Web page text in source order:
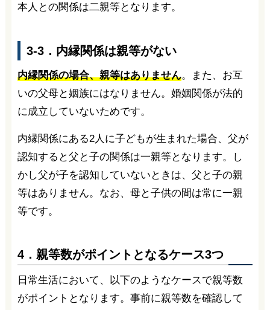
本人との関係は二親等となります。
3-3．内縁関係は親等がない
内縁関係の場合、親等はありません。また、お互
いの父母と姻族にはなりません。婚姻関係が法的
に成立していないためです。
内縁関係にある2人に子どもが生まれた場合、父が
認知すると父と子の関係は一親等となります。し
かし父が子を認知していないときは、父と子の親
等はありません。なお、母と子供の間は常に一親
等です。
4．親等数がポイントとなるケース3つ
日常生活において、以下のようなケースで親等数
がポイントとなります。事前に親等数を確認して